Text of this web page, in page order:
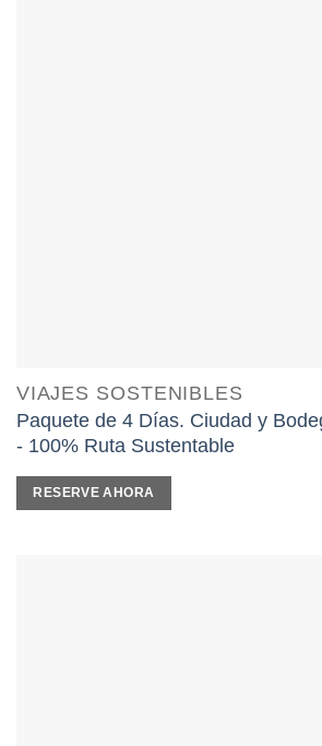
VIAJES SOSTENIBLES
Paquete de 4 Días. Ciudad y
- 100% Ruta Sustentable
RESERVE AHORA